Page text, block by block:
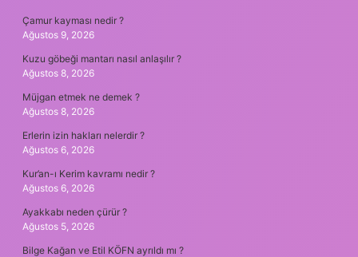
Çamur kayması nedir ?
Ağustos 9, 2026
Kuzu göbeği mantarı nasıl anlaşılır ?
Ağustos 8, 2026
Müjgan etmek ne demek ?
Ağustos 8, 2026
Erlerin izin hakları nelerdir ?
Ağustos 6, 2026
Kur’an-ı Kerim kavramı nedir ?
Ağustos 6, 2026
Ayakkabı neden çürür ?
Ağustos 5, 2026
Bilge Kağan ve Etil KÖFN ayrıldı mı ?